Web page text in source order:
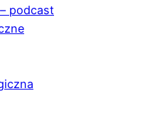
podcast